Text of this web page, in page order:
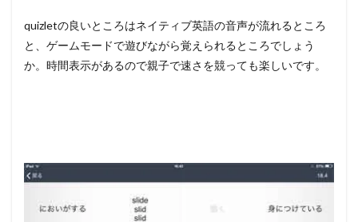
quizletの良いところはネイティブ英語の音声が流れるところ
と、ゲームモードで遊びながら覚えられるところでしょう
か。時間表示があるので親子で速さを競っても楽しいです。